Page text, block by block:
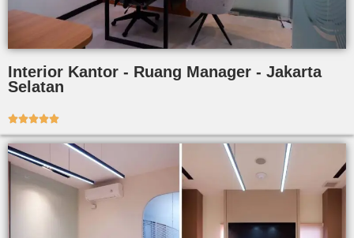
Interior Kantor - Ruang Manager - Jakarta
Selatan
